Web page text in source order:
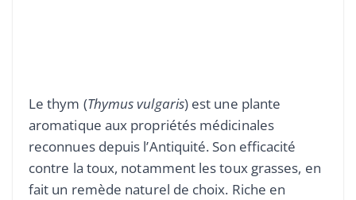
Le thym (Thymus vulgaris) est une plante
aromatique aux propriétés médicinales
reconnues depuis l’Antiquité. Son efficacité
contre la toux, notamment les toux grasses, en
fait un remède naturel de choix. Riche en